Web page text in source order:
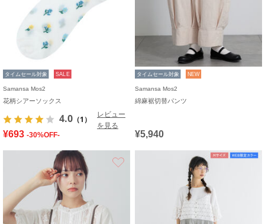
タイムセール対象 SALE
Samansa Mos2
花柄シアーソックス
4.0 （1）
レビュー
を見る
¥693 -30%OFF-
タイムセール対象 NEW
Samansa Mos2
綿麻裾切替パンツ
¥5,940